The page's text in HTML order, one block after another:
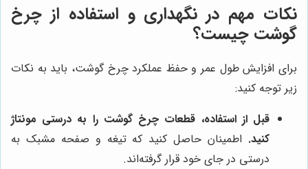
نکات مهم در نگهداری و استفاده از چرخ
گوشت چیست؟
برای افزایش طول عمر و حفظ عملکرد چرخ گوشت، باید به نکات
زیر توجه کنید:
قبل از استفاده، قطعات چرخ گوشت را به درستی مونتاژ
کنید. اطمینان حاصل کنید که تیغه و صفحه مشبک به
درستی در جای خود قرار گرفته‌اند.